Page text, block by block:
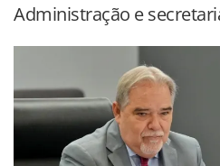
Administração e